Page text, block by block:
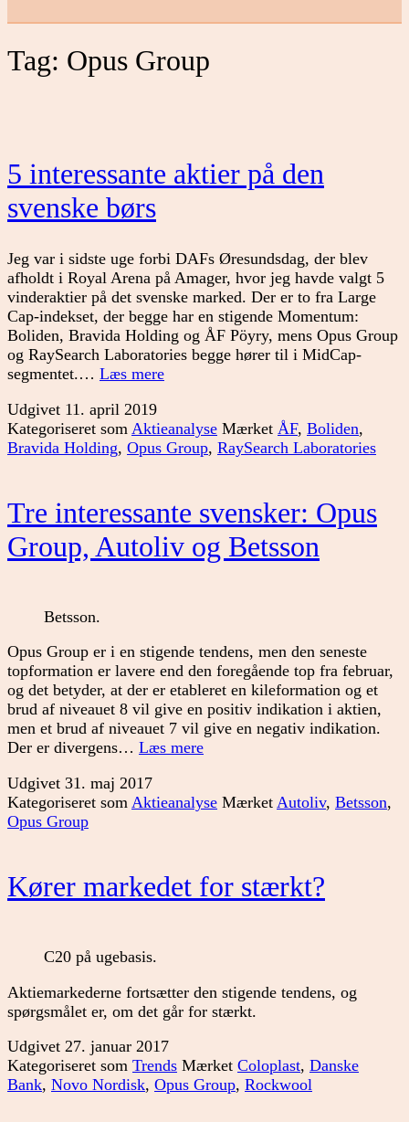
Tag: Opus Group
5 interessante aktier på den
svenske børs
Jeg var i sidste uge forbi DAFs Øresundsdag, der blev
afholdt i Royal Arena på Amager, hvor jeg havde valgt 5
vinderaktier på det svenske marked. Der er to fra Large
Cap-indekset, der begge har en stigende Momentum:
Boliden, Bravida Holding og ÅF Pöyry, mens Opus Group
og RaySearch Laboratories begge hører til i MidCap-
segmentet.… Læs mere5
på
den
Udgivet 11. april 2019
Kategoriseret som Aktieanalyse Mærket ÅF, Boliden,
Bravida Holding, Opus Group, RaySearch Laboratories
Tre interessante svensker: Opus
Group, Autoliv og Betsson
Betsson.
Opus Group er i en stigende tendens, men den seneste
topformation er lavere end den foregående top fra februar,
og det betyder, at der er etableret en kileformation og et
brud af niveauet 8 vil give en positiv indikation i aktien,
men et brud af niveauet 7 vil give en negativ indikation.
Der er divergens… Læs mereTre
Opus
Betsson
Udgivet 31. maj 2017
Kategoriseret som Aktieanalyse Mærket Autoliv, Betsson,
Opus Group
Kører markedet for stærkt?
C20 på ugebasis.
Aktiemarkederne fortsætter den stigende tendens, og
spørgsmålet er, om det går for stærkt.
Udgivet 27. januar 2017
Kategoriseret som Trends Mærket Coloplast, Danske
Bank, Novo Nordisk, Opus Group, Rockwool